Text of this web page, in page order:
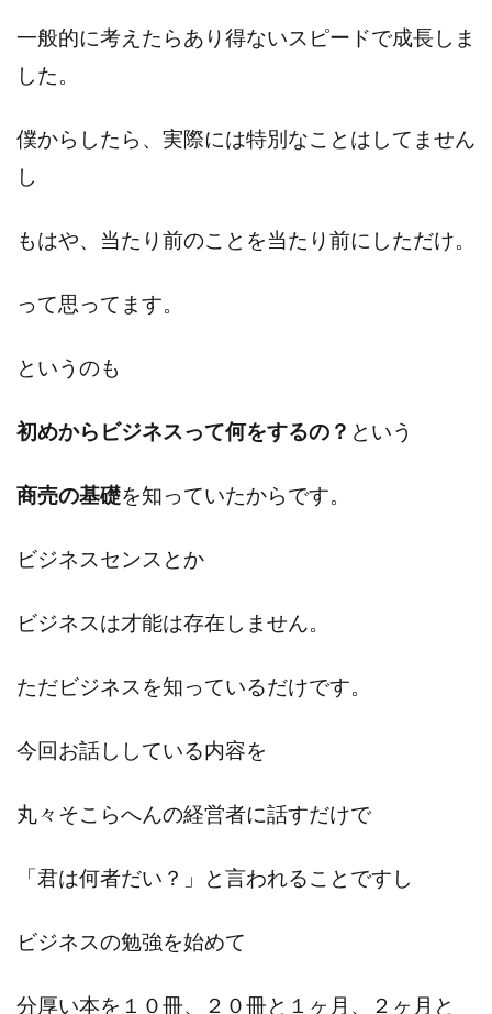
一般的に考えたらあり得ないスピードで成長しま
した。
僕からしたら、実際には特別なことはしてません
し
もはや、当たり前のことを当たり前にしただけ。
って思ってます。
というのも
初めからビジネスって何をするの？ という
商売の基礎を知っていたからです。
ビジネスセンスとか
ビジネスは才能は存在しません。
ただビジネスを知っているだけです。
今回お話ししている内容を
丸々そこらへんの経営者に話すだけで
「君は何者だい？」と言われることですし
ビジネスの勉強を始めて
分厚い本を１０冊、２０冊と１ヶ月、２ヶ月と